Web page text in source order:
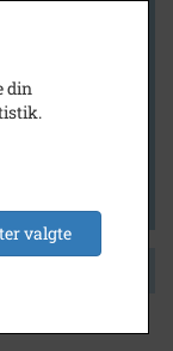
din
valgte